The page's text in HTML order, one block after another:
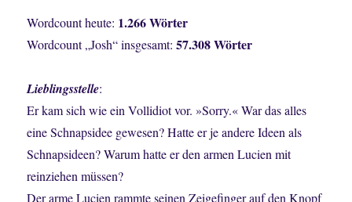
Wordcount heute: 1.266 Wörter
Wordcount „Josh“ insgesamt:57.308 Wörter
Lieblingsstelle:
Er kam sich wie ein Vollidiot vor. »Sorry.« War das alles
eine Schnapsidee gewesen? Hatte er je andere Ideen als
Schnapsideen? Warum hatte er den armen Lucien mit
reinziehen müssen?
Der arme Lucien rammte seinen Zeigefinger auf den Knopf